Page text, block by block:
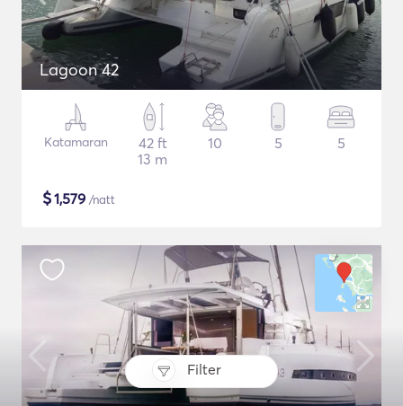
Filter
Lagoon 42
Katamaran
42 ft
13 m
10 5 5
$1,579 /natt